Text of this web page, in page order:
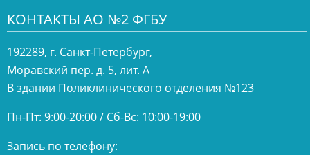
КОНТАКТЫ АО №2 ФГБУ
192289, г. Санкт-Петербург,
Моравский пер. д. 5, лит. А
В здании Поликлинического отделения №123
Пн-Пт: 9:00-20:00 / Сб-Вс: 10:00-19:00
Запись по телефону: